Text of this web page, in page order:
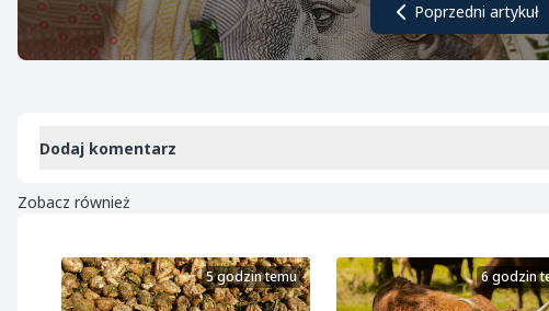
Poprzedni artykuł
Dodaj komentarz
Zobacz również
5 godzin temu 6 godzin